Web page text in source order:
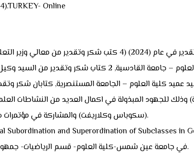
Online
القادسية, 15 كتاب شكر وتقدير من السيد عميد كلية
عميد كلية العلوم – الجامعة المستنصرية, كتابان شكر
وذلك للجهود المبذولة في اكمال العديد من النشاطات
(سكوباس وكلاريفت) والمشاركة في مؤتمرات دولية ومناقشات لاطاريح دكتوراه ورسائل ماجستير ولجان جامعية ووزارية.
في جامعة عين شمس-كلية العلوم- قسم الرياضيات- جمهورية مصر العربية للطالب مصطفي عبد الستار صبري كوني مشرف الطالب.